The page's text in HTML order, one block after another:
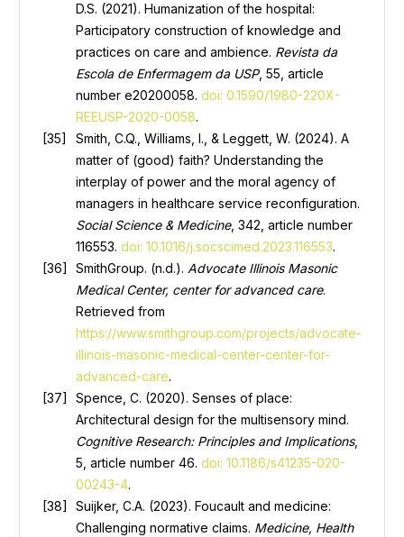
D.S. (2021). Humanization of the hospital:
Participatory construction of knowledge and
practices on care and ambience. Revista da
Escola de Enfermagem da USP, 55, article
number e20200058. doi: 0.1590/1980-220X-
REEUSP-2020-0058.
Smith, C.Q., Williams, I., & Leggett, W. (2024). A
matter of (good) faith? Understanding the
interplay of power and the moral agency of
managers in healthcare service reconfiguration.
Social Science & Medicine, 342, article number
116553. doi: 10.1016/j.socscimed.2023.116553.
SmithGroup. (n.d.). Advocate Illinois Masonic
Medical Center, center for advanced care.
Retrieved from
https://www.smithgroup.com/projects/advocate-
illinois-masonic-medical-center-center-for-
advanced-care.
Spence, C. (2020). Senses of place:
Architectural design for the multisensory mind.
Cognitive Research: Principles and Implications,
5, article number 46. doi: 10.1186/s41235-020-
00243-4.
Suijker, C.A. (2023). Foucault and medicine:
Challenging normative claims. Medicine, Health